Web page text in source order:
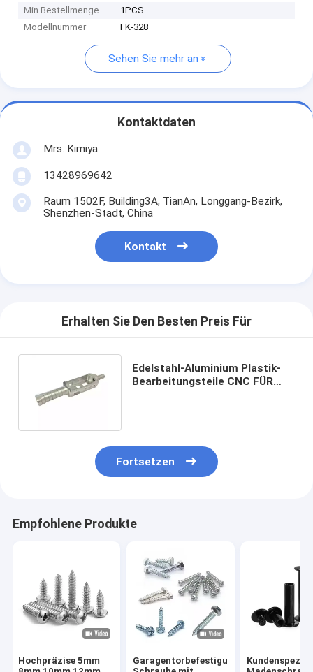
Min Bestellmenge
1PCS
Modellnummer
FK-328
Sehen Sie mehr an
Kontaktdaten
Mrs. Kimiya
13428969642
Raum 1502F, Building3A, TianAn, Longgang-Bezirk,
Shenzhen-Stadt, China
Kontakt
Erhalten Sie Den Besten Preis Für
Edelstahl-Aluminium Plastik-
Bearbeitungsteile CNC FÜR
Fortsetzen
Empfohlene Produkte
Hochpräzise 5mm
Garagentorbefestigungen,